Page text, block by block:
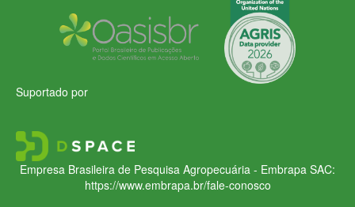
Suportado por
Empresa Brasileira de Pesquisa Agropecuária - Embrapa SAC:
https://www.embrapa.br/fale-conosco